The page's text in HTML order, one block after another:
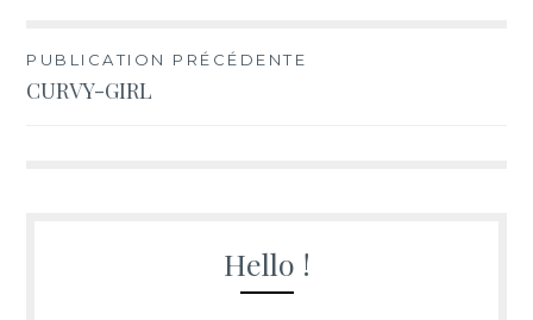
Navigation
de
PUBLICATION PRÉCÉDENTE
CURVY-GIRL
Hello !